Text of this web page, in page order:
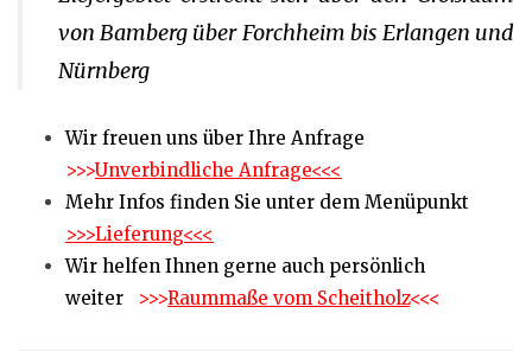
von Bamberg über Forchheim bis Erlangen und
Nürnberg
Wir freuen uns über Ihre Anfrage
>>>Unverbindliche Anfrage<<<
Mehr Infos finden Sie unter dem Menüpunkt
>>>Lieferung<<<
Wir helfen Ihnen gerne auch persönlich
weiter
>>>Raummaße vom Scheitholz<<<